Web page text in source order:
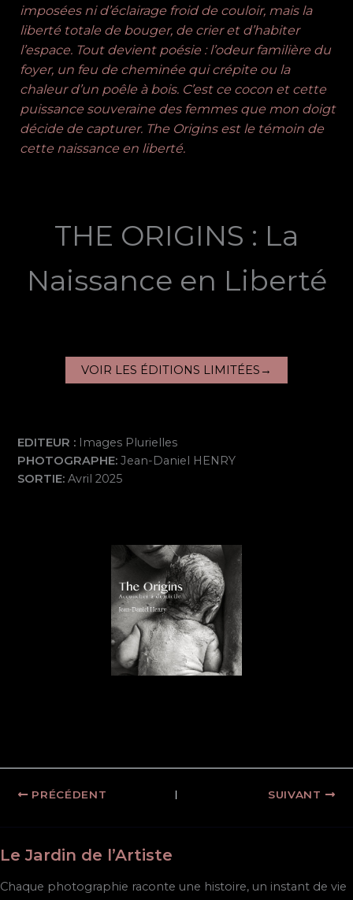
imposées ni d’éclairage froid de couloir, mais la
liberté totale de bouger, de crier et d’habiter
l’espace. Tout devient poésie : l’odeur familière du
foyer, un feu de cheminée qui crépite ou la
chaleur d’un poêle à bois. C’est ce cocon et cette
puissance souveraine des femmes que mon doigt
décide de capturer. The Origins est le témoin de
cette naissance en liberté.
THE ORIGINS : La
Naissance en Liberté
VOIR LES ÉDITIONS LIMITÉES→
EDITEUR : Images Plurielles
PHOTOGRAPHE:Jean-Daniel HENRY
SORTIE:Avril 2025
PRÉCÉDENT SUIVANT
Le Jardin de l’Artiste
Chaque photographie raconte une histoire, un instant de vie